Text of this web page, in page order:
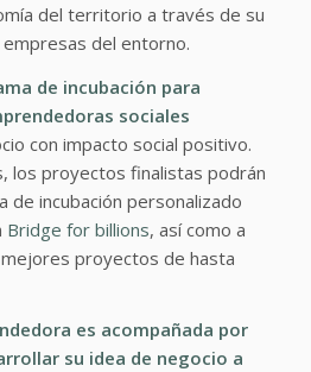
del territorio a través de su
del entorno.
de incubación para
sociales
con impacto social positivo.
los proyectos finalistas podrán
de incubación personalizado
Bridge for billions, así como a
proyectos de hasta
es acompañada por
su idea de negocio a